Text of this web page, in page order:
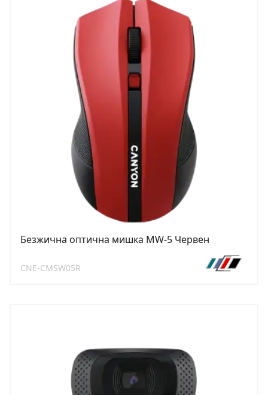
Безжична оптична мишка MW-5 Червен
CNE-CMSW05R